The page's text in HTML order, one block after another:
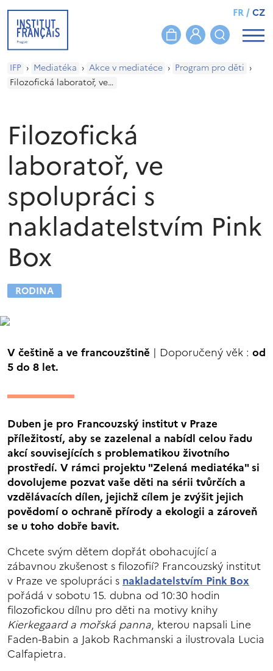
FR/CZ
IFP › Mediatéka › Akce v mediatéce › Program pro děti ›
Filozofická laboratoř, ve spolupráci s nakladatelstvím Pink Box
Filozofická
laboratoř, ve
spolupráci s
nakladatelstvím Pink
Box
RODINA
V češtině a ve francouzštině | Doporučený věk : od
5 do 8 let.
Duben je pro Francouzský institut v Praze
příležitostí, aby se zazelenal a nabídl celou řadu
akcí souvisejících s problematikou životního
prostředí. V rámci projektu "Zelená mediatéka" si
dovolujeme pozvat vaše děti na sérii tvůrčích a
vzdělávacích dílen, jejichž cílem je zvýšit jejich
povědomí o ochraně přírody a ekologii a zároveň
se u toho dobře bavit.
Chcete svým dětem dopřát obohacující a
zábavnou zkušenost s filozofií? Francouzský institut
v Praze ve spolupráci s nakladatelstvím Pink Box
pořádá v sobotu 15. dubna od 10:30 hodin
filozofickou dílnu pro děti na motivy knihy
Kierkegaard a mořská panna, kterou napsali Line
Faden-Babin a Jakob Rachmanski a ilustrovala Lucia
Calfapietra.